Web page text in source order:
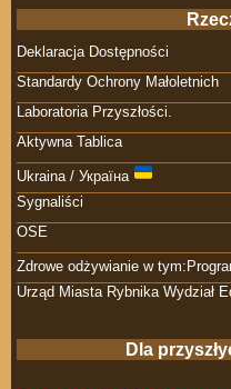
Deklaracja Dostępności
Standardy Ochrony Małoletnich
Laboratoria Przyszłości.
Aktywna Tablica
Ukraina / Україна
Sygnaliści
OSE
Zdrowe odżywianie w
Urząd Miasta Rybnika Wydział
Dla